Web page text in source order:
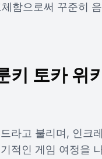
함으로써 꾸준히
키 토카 위
라고 불리며, 인크
적인 게임 여정을